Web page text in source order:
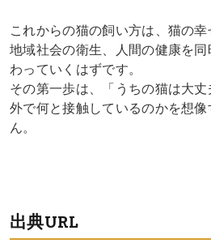
これからの猫の飼い方は、猫の幸
地域社会の衛生、人間の健康を
わっていくはずです。
その第一歩は、「うちの猫は大丈
外で何と接触しているのかを想
ん。
出典URL